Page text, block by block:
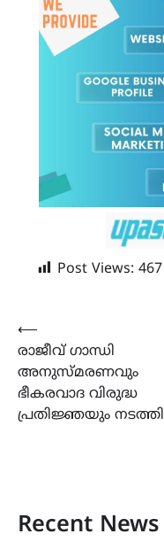
Post Views: 467
Post
navigation
⟵
രാജീവ് ഗാന്ധി
അനുസ്മരണവും
ഭീകരവാദ വിരുദ്ധ
പ്രതിജ്ഞയും നടത്തി
Recent News